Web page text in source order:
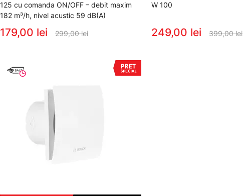
125 cu comanda ON/OFF – debit maxim
182 m³/h, nivel acustic 59 dB(A)
179,00 lei 299,00 lei
W 100
249,00 lei 399,00 lei